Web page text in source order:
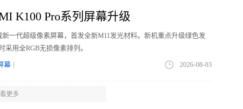
K100 Pro系列屏幕升级
一代超级像素屏幕，首发全新M11发光材料。新机重点升级绿色发
用全RGB无损像素排列。
幕 2026-08-03
价走高 大屏与Mini LED引领升级
更多